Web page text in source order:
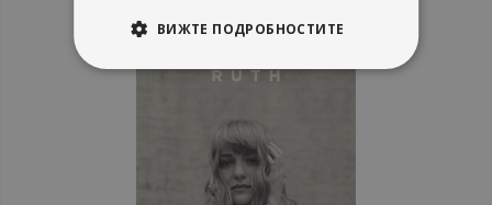
ВИЖТЕ ПОДРОБНОСТИТЕ